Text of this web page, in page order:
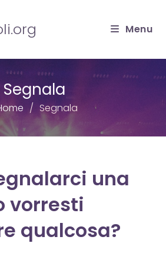
Menu
Segnala
Segnala
una
vorresti
qualcosa?